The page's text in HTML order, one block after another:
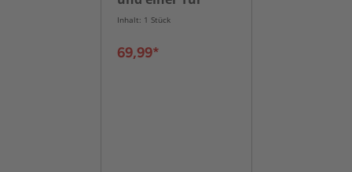
ca.300 x 200 x 200
Inhalt: 1 Stück
69,99*